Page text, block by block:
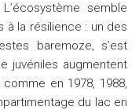
semble
la résilience : un des
baremoze, s’est
juvéniles augmentent
en 1978, 1988,
du lac en